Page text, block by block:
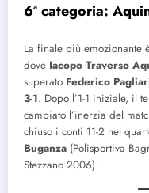
6ª categoria:
La finale più emozionante
dove Iacopo Traverso
superato Federico
3-1. Dopo l’1-1 iniziale, il
cambiato l’inerzia del
chiuso i conti 11-2 nel
Buganza (Polisportiva
Stezzano 2006).